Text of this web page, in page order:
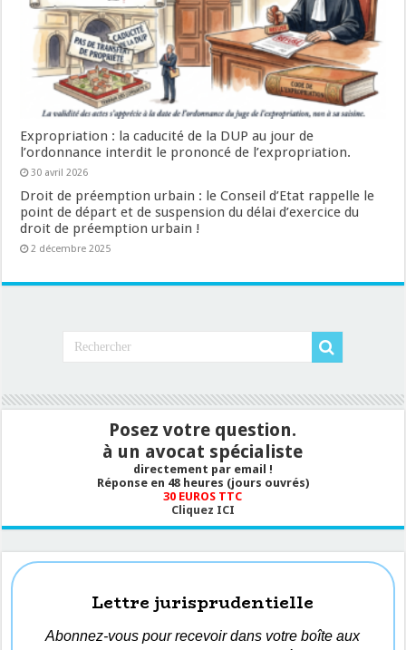
Expropriation : la caducité de la DUP au jour de
l’ordonnance interdit le prononcé de l’expropriation.
30 avril 2026
Droit de préemption urbain : le Conseil d’Etat rappelle le
point de départ et de suspension du délai d’exercice du
droit de préemption urbain !
2 décembre 2025
Posez votre question.
à un avocat spécialiste
directement par email !
Réponse en 48 heures (jours ouvrés)
30 EUROS TTC
Cliquez ICI
Lettre jurisprudentielle
Abonnez-vous pour recevoir dans votre boîte aux